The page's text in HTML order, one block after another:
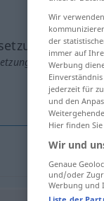
anklicken/
Wir
der
immer auf
Werbung
jederzeit für
und den
Hier finden
Wir und
Genaue
und/oder
Werbung und
Liste der